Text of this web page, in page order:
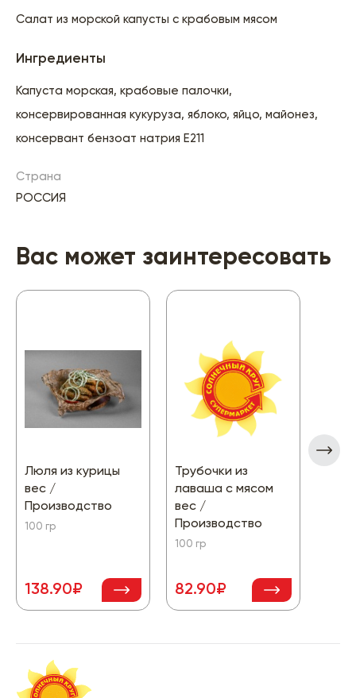
Салат из морской капусты с крабовым мясом
Ингредиенты
Капуста морская, крабовые палочки,
консервированная кукуруза, яблоко, яйцо, майонез,
консервант бензоат натрия Е211
Страна
РОССИЯ
Вас может заинтересовать
Люля из курицы
вес /
Производство
100 гр
138.90₽
Трубочки из
лаваша с мясом
вес /
Производство
100 гр
82.90₽